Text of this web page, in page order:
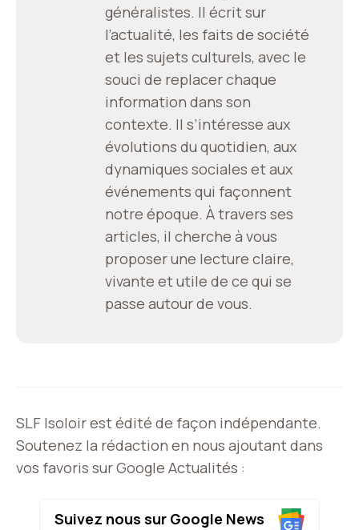
généralistes. Il écrit sur
l’actualité, les faits de société
et les sujets culturels, avec le
souci de replacer chaque
information dans son
contexte. Il s’intéresse aux
évolutions du quotidien, aux
dynamiques sociales et aux
événements qui façonnent
notre époque. À travers ses
articles, il cherche à vous
proposer une lecture claire,
vivante et utile de ce qui se
passe autour de vous.
SLF Isoloir est édité de façon indépendante.
Soutenez la rédaction en nous ajoutant dans
vos favoris sur Google Actualités :
Suivez nous sur Google News